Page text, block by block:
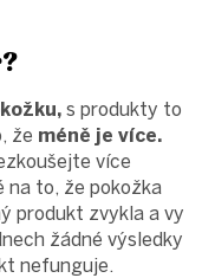
s produkty to
že méně je více.
více
na to, že pokožka
produkt zvykla a vy
žádné výsledky
nefunguje.